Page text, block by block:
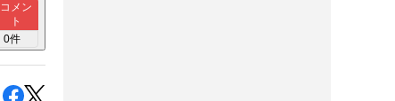
コメン
ト
0件